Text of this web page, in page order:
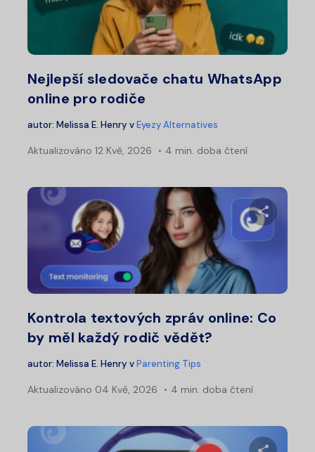
Nejlepší sledovače chatu WhatsApp
online pro rodiče
autor: Melissa E. Henry vEyezy Alternatives
Aktualizováno 12 Kvě, 2026 4 min. doba čtení
Sdílet
Kontrola textových zpráv online: Co
by měl každý rodič vědět?
autor: Melissa E. Henry vParenting Tips
Aktualizováno 04 Kvě, 2026 4 min. doba čtení